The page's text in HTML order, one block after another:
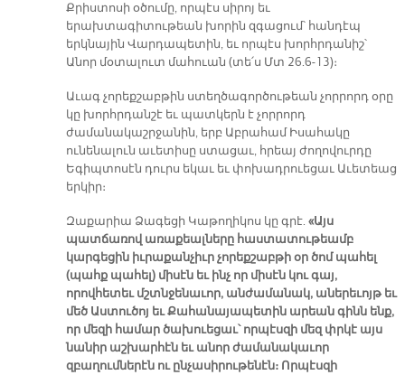
Քրիստոսի օծումը, որպէս սիրոյ եւ
երախտագիտութեան խորին զգացում՝ հանդէպ
երկնային Վարդապետին, եւ որպէս խորհրդանիշ՝
Անոր մօտալուտ մահուան (տե՛ս Մտ 26.6-13)։
Աւագ չորեքշաբթին ստեղծագործութեան չորրորդ օրը
կը խորհրդանշէ եւ պատկերն է չորրորդ
ժամանակաշրջանին, երբ Աբրահամ Իսահակը
ունենալուն աւետիսը ստացաւ, հրեայ ժողովուրդը
Եգիպտոսէն դուրս եկաւ եւ փոխադրուեցաւ Աւետեաց
երկիր։
Զաքարիա Ձագեցի Կաթողիկոս կը գրէ. «Այս
պատճառով առաքեալները հաստատութեամբ
կարգեցին իւրաքանչիւր չորեքշաբթի օր ծոմ պահել
(պահք պահել) միսէն եւ ինչ որ միսէն կու գայ,
որովհետեւ մշտնջենաւոր, անժամանակ, աներեւոյթ եւ
մեծ Աստուծոյ եւ Քահանայապետին արեան գինն ենք,
որ մեզի համար ծախուեցաւ՝ որպէսզի մեզ փրկէ այս
նանիր աշխարհէն եւ անոր ժամանակաւոր
զբաղումներէն ու ընչասիրութենէն։ Որպէսզի